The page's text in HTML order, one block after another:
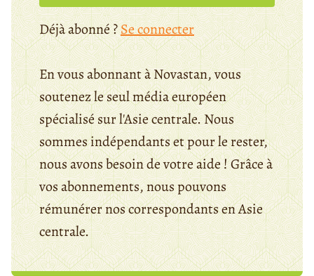
Déjà abonné ?Se connecter
En vous abonnant à Novastan, vous
soutenez le seul média européen
spécialisé sur l'Asie centrale. Nous
sommes indépendants et pour le rester,
nous avons besoin de votre aide ! Grâce à
vos abonnements, nous pouvons
rémunérer nos correspondants en Asie
centrale.